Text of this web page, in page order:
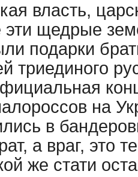
власть,
эти щедрые
подарки
триединого
на
в
а враг, это
же стати